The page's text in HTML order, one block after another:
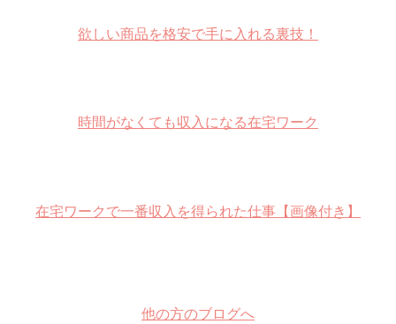
欲しい商品を格安で手に入れる裏技！
時間がなくても収入になる在宅ワーク
在宅ワークで一番収入を得られた仕事【画像付き】
他の方のブログへ